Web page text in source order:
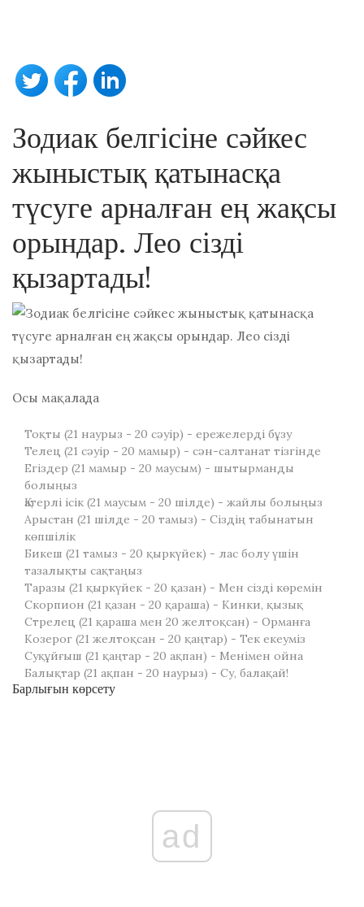
Зодиак белгісіне сәйкес
жыныстық қатынасқа
түсуге арналған ең жақсы
орындар. Лео сізді
қызартады!
Осы мақалада
Тоқты (21 наурыз - 20 сәуір) - ережелерді бұзу
Телец (21 сәуір - 20 мамыр) - сән-салтанат тізгінде
Егіздер (21 мамыр - 20 маусым) - шытырманды
болыңыз
Қатерлі ісік (21 маусым - 20 шілде) - жайлы болыңыз
Арыстан (21 шілде - 20 тамыз) - Сіздің табынатын
көпшілік
Бикеш (21 тамыз - 20 қыркүйек) - лас болу үшін
тазалықты сақтаңыз
Таразы (21 қыркүйек - 20 қазан) - Мен сізді көремін
Скорпион (21 қазан - 20 қараша) - Кинки, қызық
Стрелец (21 қараша мен 20 желтоқсан) - Орманға
Козерог (21 желтоқсан - 20 қаңтар) - Тек екеуміз
Суқұйғыш (21 қаңтар - 20 ақпан) - Менімен ойна
Балықтар (21 ақпан - 20 наурыз) - Су, балақай!
Барлығын көрсету
ad